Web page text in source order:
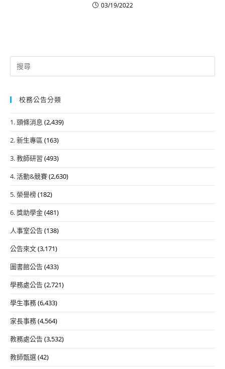
03/19/2022
Search
for:
校務公告分類
1. 頭條消息 (2,439)
2. 新生專區 (163)
3. 教師研習 (493)
4. 活動&競賽(2,630)
5. 榮譽榜(182)
6. 獎助學金(481)
人事室公告(138)
公告來文(3,171)
圖書館公告(433)
學務處公告(2,721)
學生事務(6,433)
家長事務(4,564)
教務處公告(3,532)
教師甄選(42)